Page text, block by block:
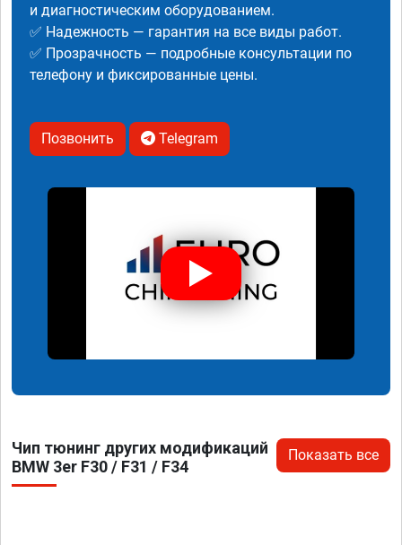
и диагностическим оборудованием.
✅ Надежность — гарантия на все виды работ.
✅ Прозрачность — подробные консультации по
телефону и фиксированные цены.
Позвонить Telegram
Чип тюнинг других модификаций
BMW 3er F30 / F31 / F34
Показать все